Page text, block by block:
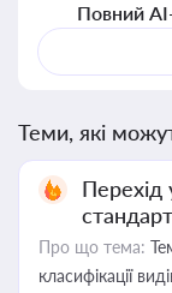
Повний
Теми, які
Перехід
Про що тема:
класифікації